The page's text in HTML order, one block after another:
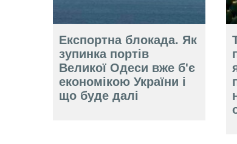
Експортна блокада. Як
зупинка портів
Великої Одеси вже б'є
економікою України і
що буде далі